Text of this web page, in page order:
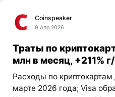
Coinspeaker
9 Апр 2026
Траты по
млн в месяц, +211%
Расходы по
марте 2026 года; Visa